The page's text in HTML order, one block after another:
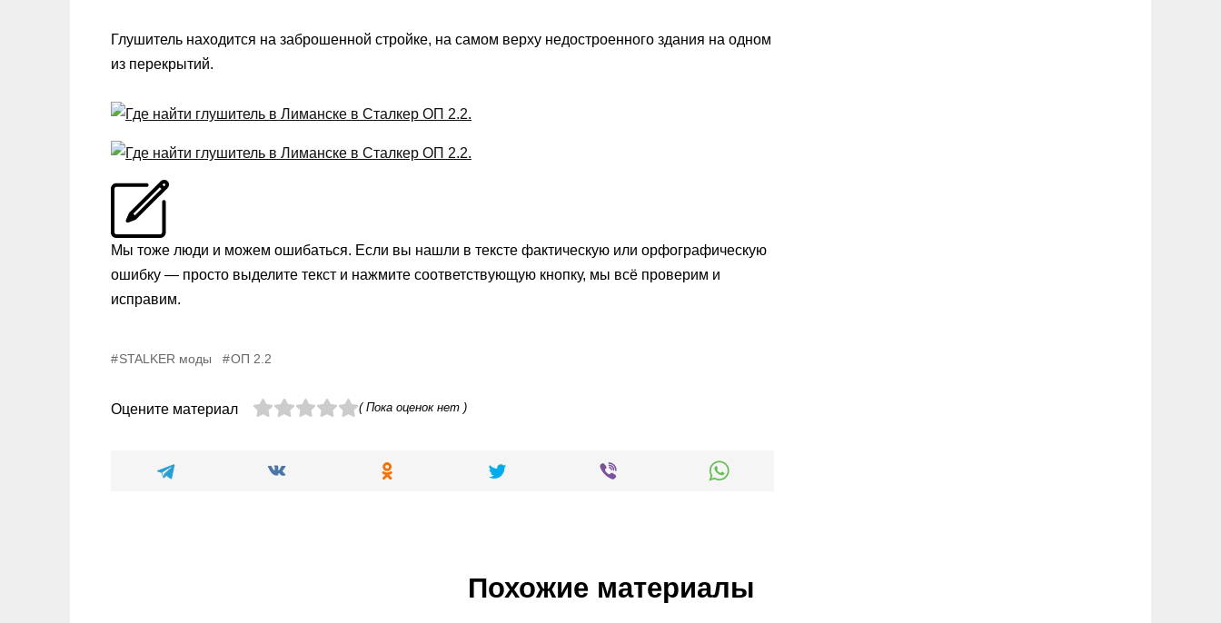
Глушитель находится на заброшенной стройке, на самом верху недостроенного здания на одном
из перекрытий.
Мы тоже люди и можем ошибаться. Если вы нашли в тексте фактическую или орфографическую
ошибку — просто выделите текст и нажмите соответствующую кнопку, мы всё проверим и
исправим.
STALKER моды ОП 2.2
Оцените материал ( Пока оценок нет )
Похожие материалы